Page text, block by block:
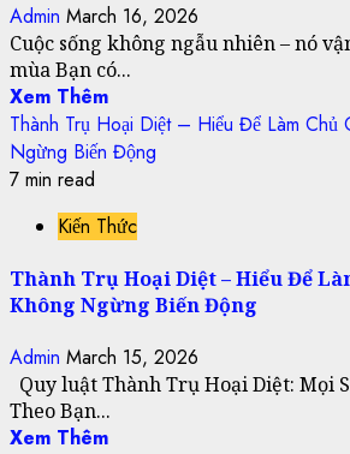
Admin March 16, 2026
Cuộc sống không ngẫu nhiên – nó
mùa Bạn có...
Xem Thêm
Thành Trụ Hoại Diệt – Hiểu Để Làm Chủ
Ngừng Biến Động
7 min read
Kiến Thức
Thành Trụ Hoại Diệt – Hiểu Để
Không Ngừng Biến Động
Admin March 15, 2026
Quy luật Thành Trụ Hoại Diệt: Mọi
Theo Bạn...
Xem Thêm